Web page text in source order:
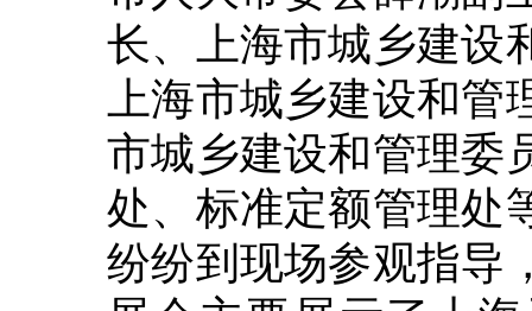
长、上海市城乡建设
上海市城乡建设和
市城乡建设和管理委
处、标准定额管理处
纷纷到现场参观指导